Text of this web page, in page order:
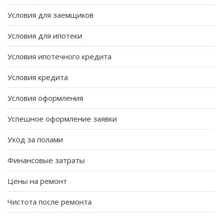
Условия для заемщиков
Условия для ипотеки
Условия ипотечного кредита
Условия кредита
Условия оформления
Успешное оформление заявки
Уход за полами
Финансовые затраты
Цены на ремонт
Чистота после ремонта